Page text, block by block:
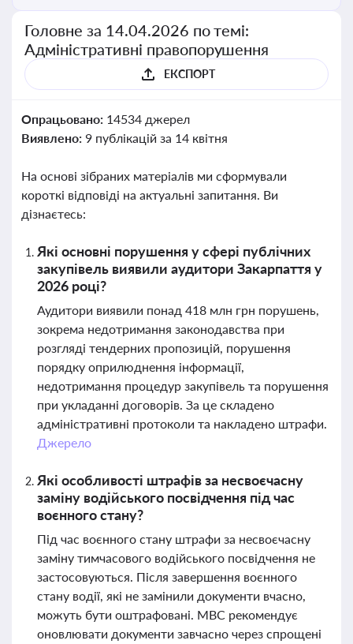
Головне за 14.04.2026 по темі:
Адміністративні правопорушення
ЕКСПОРТ
Опрацьовано: 14534 джерел
Виявлено: 9 публікацій за 14 квітня
На основі зібраних матеріалів ми сформували
короткі відповіді на актуальні запитання. Ви
дізнаєтесь:
Які основні порушення у сфері публічних
закупівель виявили аудитори Закарпаття у
2026 році?
Аудитори виявили понад 418 млн грн порушень,
зокрема недотримання законодавства при
розгляді тендерних пропозицій, порушення
порядку оприлюднення інформації,
недотримання процедур закупівель та порушення
при укладанні договорів. За це складено
адміністративні протоколи та накладено штрафи.
Джерело
Які особливості штрафів за несвоєчасну
заміну водійського посвідчення під час
воєнного стану?
Під час воєнного стану штрафи за несвоєчасну
заміну тимчасового водійського посвідчення не
застосовуються. Після завершення воєнного
стану водії, які не замінили документи вчасно,
можуть бути оштрафовані. МВС рекомендує
оновлювати документи завчасно через спрощені